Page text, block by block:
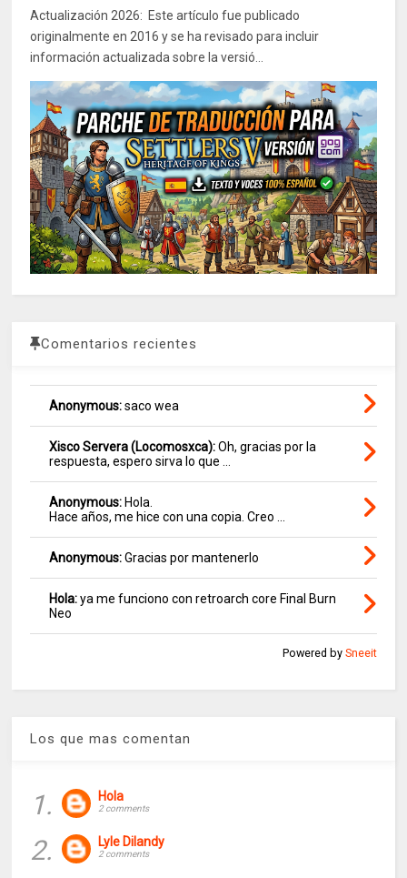
Actualización 2026: Este artículo fue publicado
originalmente en 2016 y se ha revisado para incluir
información actualizada sobre la versió...
Comentarios recientes
Anonymous:saco wea
Xisco Servera (Locomosxca):Oh, gracias por la
respuesta, espero sirva lo que ...
Anonymous: Hola.
Hace años, me hice con una copia. Creo ...
Anonymous:Gracias por mantenerlo
Hola:ya me funciono con retroarch core Final Burn
Neo
Powered by Sneeit
Los que mas comentan
1. Hola
2 comments
2. Lyle Dilandy
2 comments